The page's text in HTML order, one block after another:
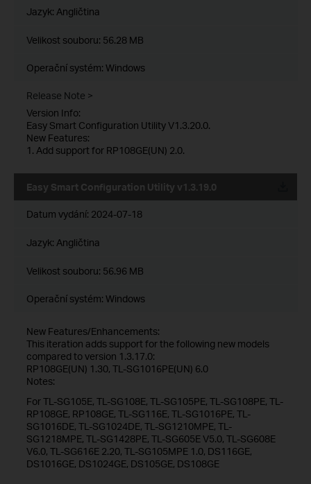
Jazyk: Angličtina
Velikost souboru: 56.28 MB
Operační systém: Windows
Release Note >
Version Info:
Easy Smart Configuration Utility V1.3.20.0.
New Features:
1. Add support for RP108GE(UN) 2.0.
Easy Smart Configuration Utility v1.3.19.0
Datum vydání: 2024-07-18
Jazyk: Angličtina
Velikost souboru: 56.96 MB
Operační systém: Windows
New Features/Enhancements:
This iteration adds support for the following new models
compared to version 1.3.17.0:
RP108GE(UN) 1.30, TL-SG1016PE(UN) 6.0
Notes:
For TL-SG105E, TL-SG108E, TL-SG105PE, TL-SG108PE, TL-
RP108GE, RP108GE, TL-SG116E, TL-SG1016PE, TL-
SG1016DE, TL-SG1024DE, TL-SG1210MPE, TL-
SG1218MPE, TL-SG1428PE, TL-SG605E V5.0, TL-SG608E
V6.0, TL-SG616E 2.20, TL-SG105MPE 1.0, DS116GE,
DS1016GE, DS1024GE, DS105GE, DS108GE